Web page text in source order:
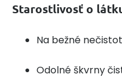
Starostlivosť o
Na bežné
Odolné škvrny